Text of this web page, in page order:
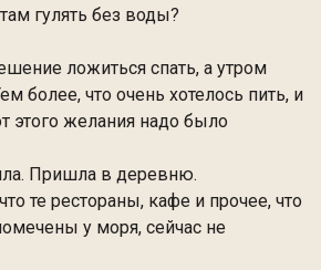
гулять без воды?
ложиться спать, а утром
более, что очень хотелось пить, и
этого желания надо было
Пришла в деревню.
те рестораны, кафе и прочее, что
у моря, сейчас не